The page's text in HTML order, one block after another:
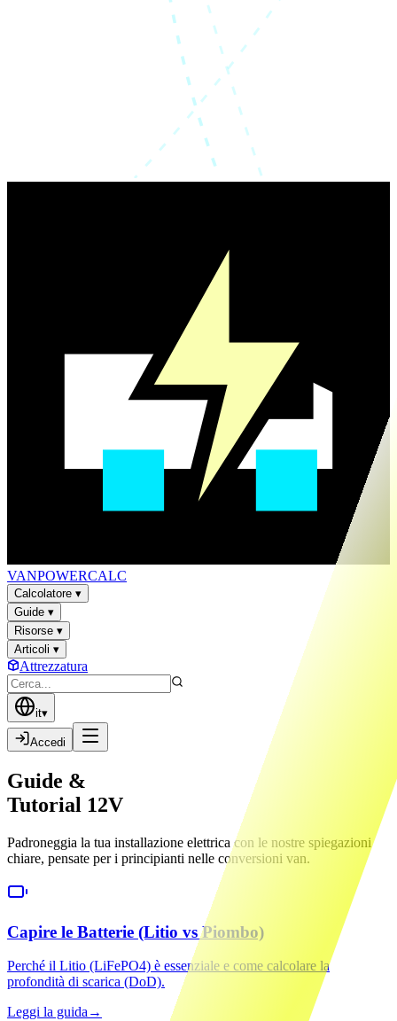
VANPOWERCALC
Calcolatore ▾
Guide ▾
Risorse ▾
Articoli ▾
Attrezzatura
it▾
Accedi
Guide &
Tutorial 12V
Padroneggia la tua installazione elettrica con le nostre spiegazioni
chiare, pensate per i principianti nelle conversioni van.
Capire le Batterie (Litio vs Piombo)
Perché il Litio (LiFePO4) è essenziale e come calcolare la
profondità di scarica (DoD).
Leggi la guida →